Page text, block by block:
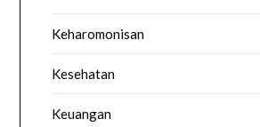
Keharomonisan
Kesehatan
Keuangan